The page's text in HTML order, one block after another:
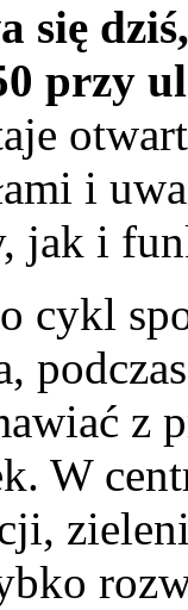
się
przy
i
i
cykl
z
W